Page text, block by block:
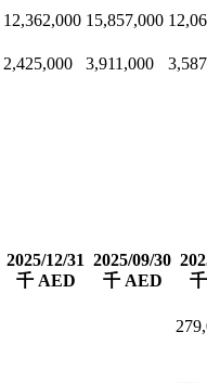
12,362,000 15,857,000
2,425,000 3,911,000
2025/12/31
千 AED
2025/09/30
千 AED